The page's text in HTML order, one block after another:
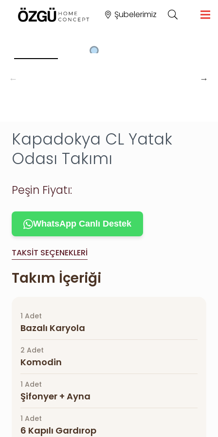
Şubelerimiz
Kapadokya CL Yatak
Odası Takımı
Peşin Fiyatı:
WhatsApp Canlı Destek
TAKSIT SEÇENEKLERI
Takım İçeriği
1 Adet
Bazalı Karyola
2 Adet
Komodin
1 Adet
Şifonyer + Ayna
1 Adet
6 Kapılı Gardırop